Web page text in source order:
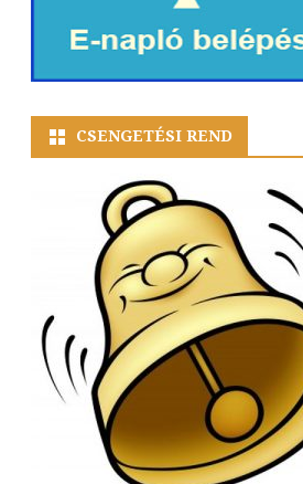
CSENGETÉSI REND